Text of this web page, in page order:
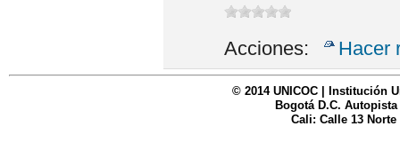
Acciones: Hacer
© 2014 UNICOC | Institución
Bogotá D.C. Autopista
Cali: Calle 13 Norte